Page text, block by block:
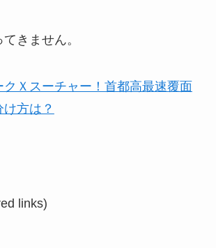
きません。
クＸスーチャー！首都高最速覆面
方は？
links)